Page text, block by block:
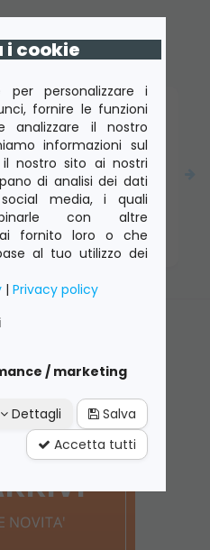
I7-1265U 1.8 Ghz 16GB
Webcam LCD FHD
Grado B
i cookie
per personalizzare i
fornire le funzioni
analizzare il nostro
informazioni sul
nostro sito ai nostri
di analisi dei dati
media, i quali
con altre
fornito loro o che
al tuo utilizzo dei
| Privacy policy
/ marketing
Dettagli
Salva
Accetta tutti